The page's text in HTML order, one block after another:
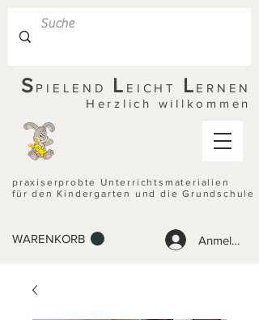
S PIELEND L EICHT L ERNEN
Herzlich willkommen
praxiserprobte Unterrichtsmaterialien
für den Kindergarten und die Grundschule
WARENKORB Anmelden